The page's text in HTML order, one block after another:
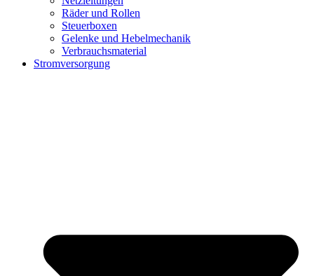
Räder und Rollen
Steuerboxen
Gelenke und Hebelmechanik
Verbrauchsmaterial
Stromversorgung